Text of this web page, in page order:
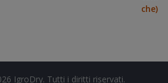
IgroDry. Tutti i diritti riservati.